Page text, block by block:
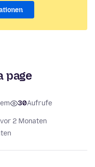
page
30Aufrufe
2 Monaten